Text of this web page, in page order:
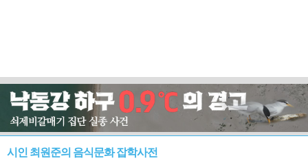
시인 최원준의 음식문화 잡학사전